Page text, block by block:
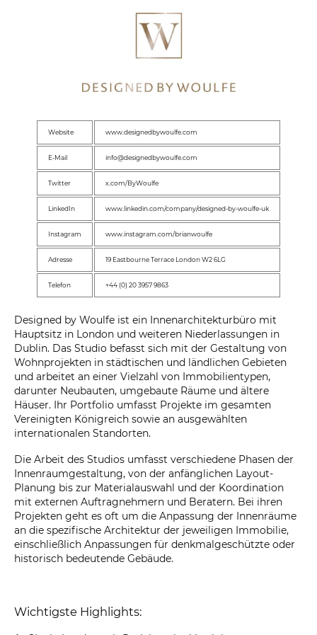
Website www.designedbywoulfe.com
E-Mail info@designedbywoulfe.com
Twitter x.com/ByWoulfe
LinkedIn www.linkedin.com/company/designed-by-woulfe-uk
Instagram www.instagram.com/brianwoulfe
Adresse 19 Eastbourne Terrace London W2 6LG
Telefon +44 (0) 20 3957 9863
Designed by Woulfe ist ein Innenarchitekturbüro mit
Hauptsitz in London und weiteren Niederlassungen in
Dublin. Das Studio befasst sich mit der Gestaltung von
Wohnprojekten in städtischen und ländlichen Gebieten
und arbeitet an einer Vielzahl von Immobilientypen,
darunter Neubauten, umgebaute Räume und ältere
Häuser. Ihr Portfolio umfasst Projekte im gesamten
Vereinigten Königreich sowie an ausgewählten
internationalen Standorten.
Die Arbeit des Studios umfasst verschiedene Phasen der
Innenraumgestaltung, von der anfänglichen Layout-
Planung bis zur Materialauswahl und der Koordination
mit externen Auftragnehmern und Beratern. Bei ihren
Projekten geht es oft um die Anpassung der Innenräume
an die spezifische Architektur der jeweiligen Immobilie,
einschließlich Anpassungen für denkmalgeschützte oder
historisch bedeutende Gebäude.
Wichtigste Highlights: